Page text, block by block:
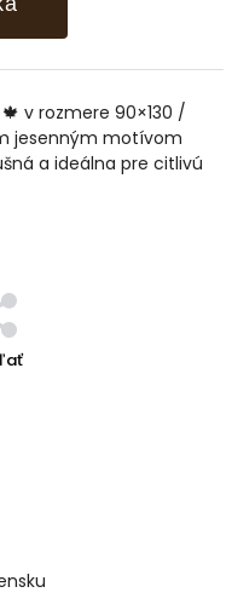
🍁 v rozmere 90×130 /
jesenným motívom
a ideálna pre citlivú